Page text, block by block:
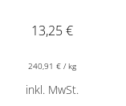
13,25€
240,91 € /kg
inkl. MwSt.